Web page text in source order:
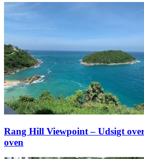
Rang Hill Viewpoint – Udsigt
oven